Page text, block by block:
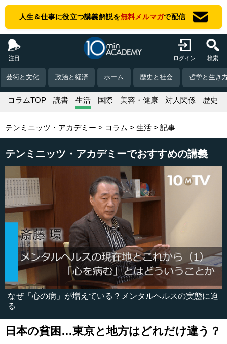
人生＆仕事に役立つ講義解説を無料メルマガで配信
注目 ログイン 検索
芸術と文化 政治と経済 ホーム 歴史と社会 哲学と生き
コラムTOP 読書 生活 国際 美容・健康 対人関係 歴史
テンミニッツ・アカデミー コラム 生活 記事
テンミニッツ・アカデミーでおすすめの講義
なぜ「心の病」が増えている？メンタルヘルスの実態に迫
る
日本の貧困…東京と地方はどれだけ違う？